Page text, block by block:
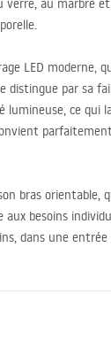
verre, au marbre
LED moderne,
distingue par sa
ce qui
parfaitement
bras orientable,
aux besoins
dans une